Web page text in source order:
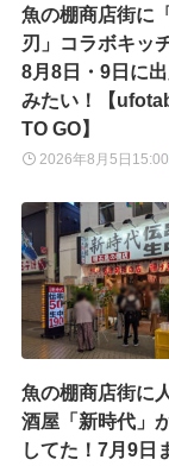
魚の棚商店街に
刃」コラボキッ
8月8日・9日に
みたい！【
TO GO】
2026年8月5日 15:00
魚の棚商店街に
酒屋「新時代」
してた！7月9日